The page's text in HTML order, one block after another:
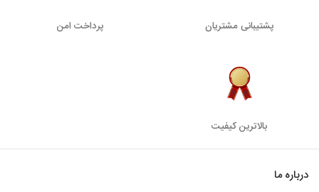
پشتیبانی مشتریان پرداخت امن
بالاترین کیفیت
درباره ما